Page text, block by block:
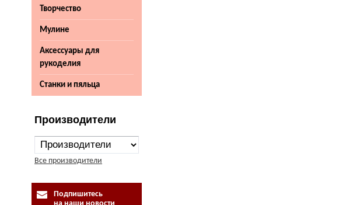
Творчество
Мулине
Аксессуары для
рукоделия
Станки и пяльца
Производители
Все производители
Подпишитесь